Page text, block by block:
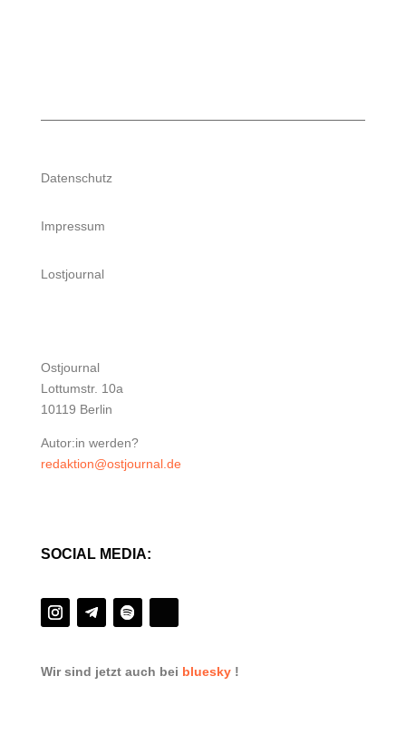
Datenschutz
Impressum
Lostjournal
Ostjournal
Lottumstr. 10a
10119 Berlin
Autor:in werden?
redaktion@ostjournal.de
SOCIAL MEDIA:
Wir sind jetzt auch bei bluesky !